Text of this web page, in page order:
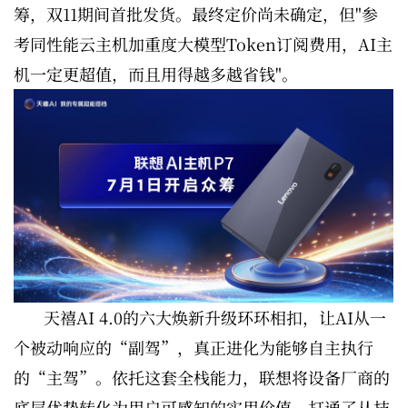
筹，双11期间首批发货。最终定价尚未确定，但"参
考同性能云主机加重度大模型Token订阅费用，AI主
机一定更超值，而且用得越多越省钱"。
天禧AI 4.0的六大焕新升级环环相扣，让AI从一
个被动响应的“副驾”，真正进化为能够自主执行
的“主驾”。依托这套全栈能力，联想将设备厂商的